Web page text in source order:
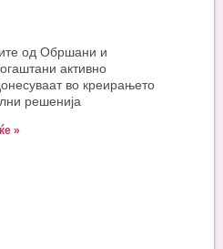
од Обршани и
активно
во креирањето
решенија
»